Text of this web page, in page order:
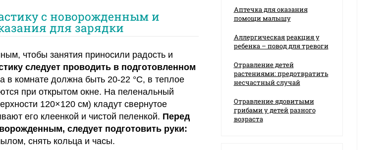
с новорожденным и
для зарядки
чтобы занятия приносили радость и
следует проводить в подготовленном
в комнате должна быть 20-22 °С, в теплое
при открытом окне. На пеленальный
120×120 см) кладут свернутое
его клеенкой и чистой пеленкой. Перед
следует подготовить руки:
снять кольца и часы.
Аптечка для оказания
помощи малышу
Аллергическая реакция у
ребенка – повод для тревоги
Отравление детей
растениями: предотвратить
несчастный случай
Отравление ядовитыми
грибами у детей разного
возраста